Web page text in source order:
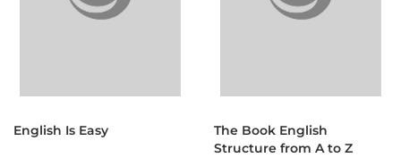
English Is Easy
The Book English
Structure from A to Z